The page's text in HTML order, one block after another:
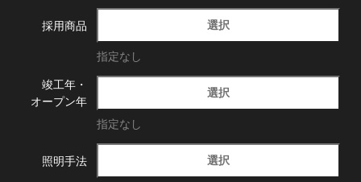
採用商品 選択
指定なし
竣工年・
オープン年
選択
指定なし
照明手法 選択